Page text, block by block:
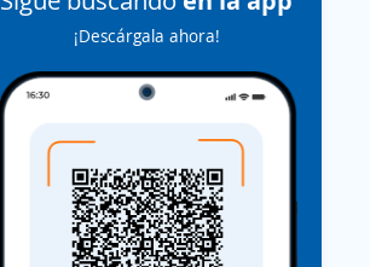
¡Descárgala ahora!